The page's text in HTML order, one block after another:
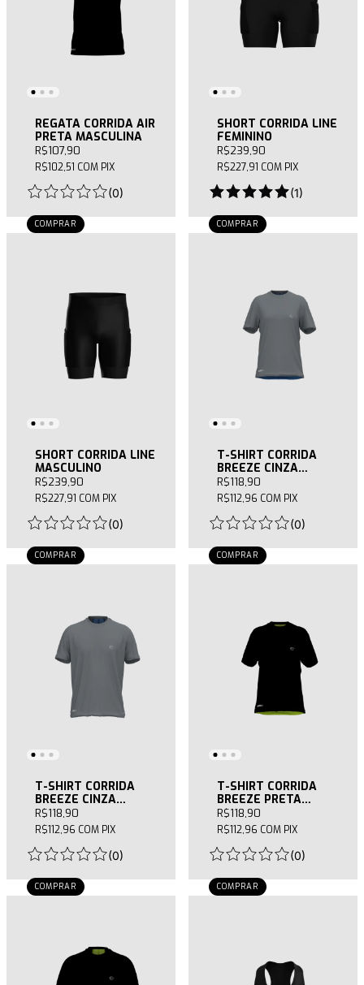
REGATA CORRIDA AIR
PRETA MASCULINA
R$107,90
R$102,51 COM PIX
(0)
COMPRAR
SHORT CORRIDA LINE
FEMININO
R$239,90
R$227,91 COM PIX
(1)
COMPRAR
SHORT CORRIDA LINE
MASCULINO
R$239,90
R$227,91 COM PIX
(0)
COMPRAR
T-SHIRT CORRIDA
BREEZE CINZA
FEMININA
R$118,90
R$112,96 COM PIX
(0)
COMPRAR
T-SHIRT CORRIDA
BREEZE CINZA
MASCULINA
R$118,90
R$112,96 COM PIX
(0)
COMPRAR
T-SHIRT CORRIDA
BREEZE PRETA
FEMININA
R$118,90
R$112,96 COM PIX
(0)
COMPRAR